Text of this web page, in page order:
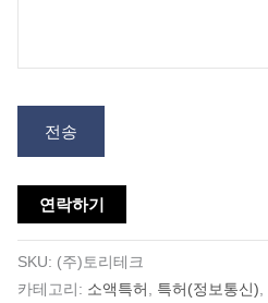
전송
연락하기
SKU: (주)토리테크
카테고리: 소액특허 특허(정보통신)